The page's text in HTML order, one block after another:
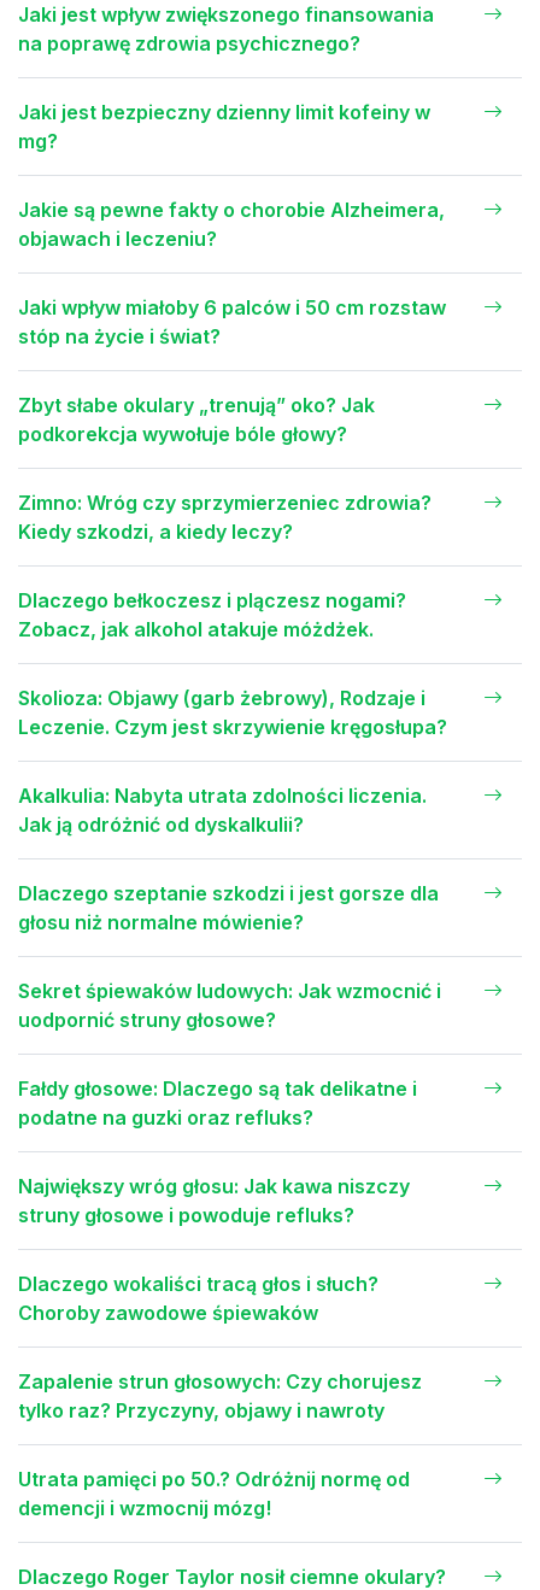
Jaki jest wpływ zwiększonego finansowania
na poprawę zdrowia psychicznego?
Jaki jest bezpieczny dzienny limit kofeiny w
mg?
Jakie są pewne fakty o chorobie Alzheimera,
objawach i leczeniu?
Jaki wpływ miałoby 6 palców i 50 cm rozstaw
stóp na życie i świat?
Zbyt słabe okulary „trenują” oko? Jak
podkorekcja wywołuje bóle głowy?
Zimno: Wróg czy sprzymierzeniec zdrowia?
Kiedy szkodzi, a kiedy leczy?
Dlaczego bełkoczesz i plączesz nogami?
Zobacz, jak alkohol atakuje móżdżek.
Skolioza: Objawy (garb żebrowy), Rodzaje i
Leczenie. Czym jest skrzywienie kręgosłupa?
Akalkulia: Nabyta utrata zdolności liczenia.
Jak ją odróżnić od dyskalkulii?
Dlaczego szeptanie szkodzi i jest gorsze dla
głosu niż normalne mówienie?
Sekret śpiewaków ludowych: Jak wzmocnić i
uodpornić struny głosowe?
Fałdy głosowe: Dlaczego są tak delikatne i
podatne na guzki oraz refluks?
Największy wróg głosu: Jak kawa niszczy
struny głosowe i powoduje refluks?
Dlaczego wokaliści tracą głos i słuch?
Choroby zawodowe śpiewaków
Zapalenie strun głosowych: Czy chorujesz
tylko raz? Przyczyny, objawy i nawroty
Utrata pamięci po 50.? Odróżnij normę od
demencji i wzmocnij mózg!
Dlaczego Roger Taylor nosił ciemne okulary?